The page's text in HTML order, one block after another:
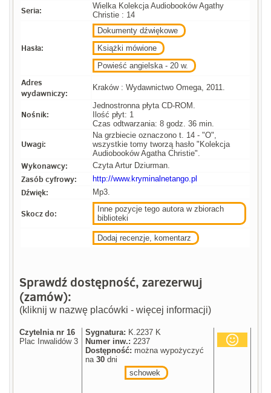
Seria:
Wielka Kolekcja Audiobooków Agathy
Christie : 14
Hasła:
Dokumenty dźwiękowe
Książki mówione
Powieść angielska - 20 w.
Adres
wydawniczy:
Kraków : Wydawnictwo Omega, 2011.
Nośnik:
Jednostronna płyta CD-ROM.
Ilość płyt: 1
Czas odtwarzania: 8 godz. 36 min.
Uwagi:
Na grzbiecie oznaczono t. 14 - "O",
wszystkie tomy tworzą hasło "Kolekcja
Audiobooków Agatha Christie".
Wykonawcy: Czyta Artur Dziurman.
Zasób cyfrowy: http://www.kryminalnetango.pl
Dźwięk: Mp3.
Skocz do:
Inne pozycje tego autora w zbiorach
biblioteki
Dodaj recenzje, komentarz
Sprawdź dostępność, zarezerwuj
(zamów):
(kliknij w nazwę placówki - więcej informacji)
Czytelnia nr 16
Plac Inwalidów 3
Sygnatura: K.2237 K
Numer inw.: 2237
Dostępność: można wypożyczyć
na30 dni
schowek